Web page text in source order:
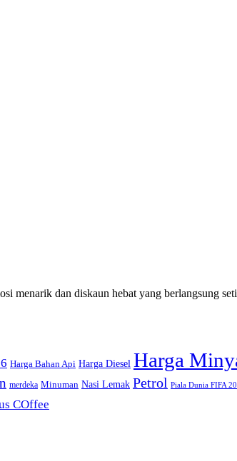
menarik dan diskaun hebat yang berlangsung
Harga Bahan Api Harga Diesel Harga
merdeka Minuman Nasi Lemak Petrol Piala Dunia FIFA
COffee